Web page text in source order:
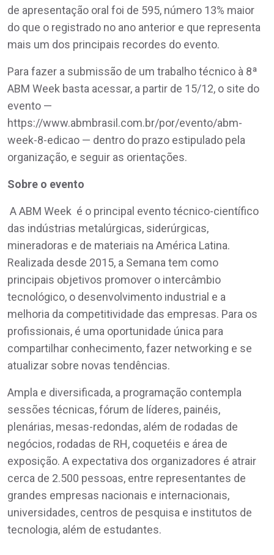
de apresentação oral foi de 595, número 13% maior
do que o registrado no ano anterior e que representa
mais um dos principais recordes do evento.
Para fazer a submissão de um trabalho técnico à 8ª
ABM Week basta acessar, a partir de 15/12, o site do
evento —
https://www.abmbrasil.com.br/por/evento/abm-
week-8-edicao — dentro do prazo estipulado pela
organização, e seguir as orientações.
Sobre o evento
A ABM Week é o principal evento técnico-científico
das indústrias metalúrgicas, siderúrgicas,
mineradoras e de materiais na América Latina.
Realizada desde 2015, a Semana tem como
principais objetivos promover o intercâmbio
tecnológico, o desenvolvimento industrial e a
melhoria da competitividade das empresas. Para os
profissionais, é uma oportunidade única para
compartilhar conhecimento, fazer networking e se
atualizar sobre novas tendências.
Ampla e diversificada, a programação contempla
sessões técnicas, fórum de líderes, painéis,
plenárias, mesas-redondas, além de rodadas de
negócios, rodadas de RH, coquetéis e área de
exposição. A expectativa dos organizadores é atrair
cerca de 2.500 pessoas, entre representantes de
grandes empresas nacionais e internacionais,
universidades, centros de pesquisa e institutos de
tecnologia, além de estudantes.